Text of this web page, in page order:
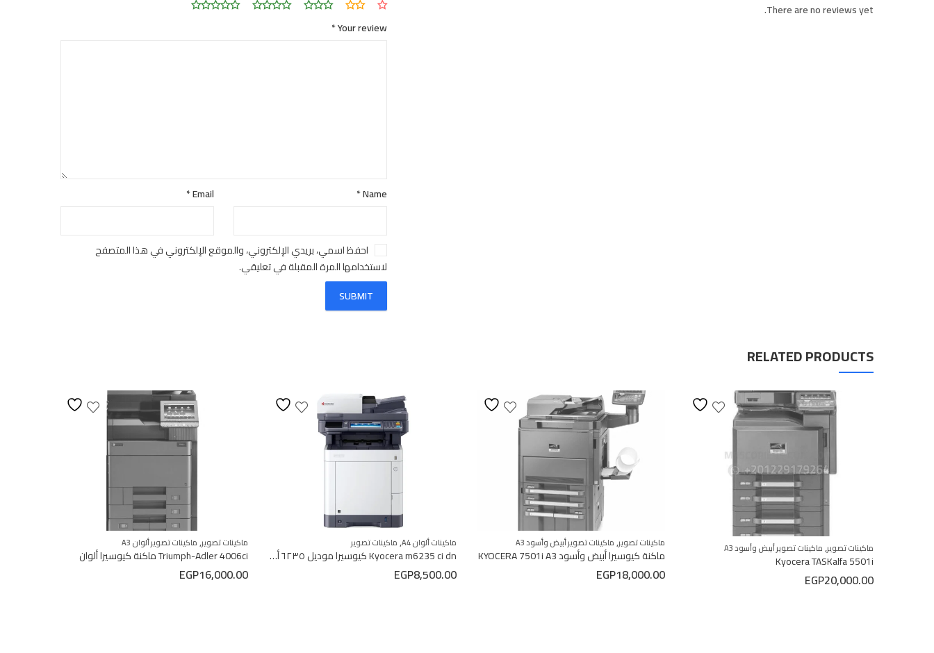
There are no reviews yet.
Your review
*
Name
*
Email
*
احفظ اسمي، بريدي الإلكتروني، والموقع الإلكتروني في هذا المتصفح
لاستخدامها المرة المقبلة في تعليقي.
RELATED PRODUCTS
ماكينات تصوير, ماكينات تصوير أبيض وأسود A3
Kyocera TASKalfa 5501i
EGP20,000.00
ماكينات تصوير, ماكينات تصوير أبيض وأسود A3
ماكنة كيوسيرا أبيض وأسود KYOCERA 7501i A3
EGP18,000.00
ماكينات ألوان A4 , ماكينات تصوير
Kyocera m6235 ci dn كيوسيرا موديل ٦٢٣٥ ألوان
EGP8,500.00
ماكينات تصوير, ماكينات تصوير ألوان A3
Triumph-Adler 4006ci ماكنة كيوسيرا ألوان
EGP16,000.00